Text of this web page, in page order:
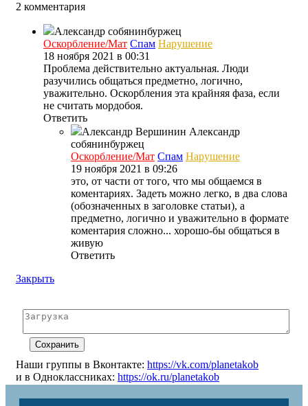
2 комментария
Александр собянинбуржец
Оскорбление/Мат Спам Нарушение
18 ноября 2021 в 00:31
Проблема действительно актуальная. Люди
разучились общаться предметно, логично,
уважительно. Оскорбления эта крайняя фаза, если
не считать мордобоя.
Ответить
Александр Вершинин Александр
собянинбуржец
Оскорбление/Мат Спам Нарушение
19 ноября 2021 в 09:26
это, от части от того, что мы общаемся в
коментариях. Задеть можно легко, в два слова
(обозначенных в заголовке статьи), а
предметно, логично и уважительно в формате
коментария сложно... хорошо-бы общаться в
живую
Ответить
Закрыть
Наши группы в Вконтакте: https://vk.com/planetakob
и в Одноклассниках: https://ok.ru/planetakob